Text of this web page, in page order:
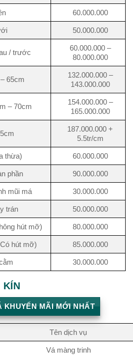
60.000.000
50.000.000
/ trước
60.000.000 –
80.000.000
65cm
132.000.000 –
143.000.000
– 70cm
154.000.000 –
165.000.000
187.000.000 +
5.5tr/cm
thừa) 60.000.000
phần 90.000.000
mũi má 30.000.000
trán 50.000.000
hút mỡ) 80.000.000
hút mỡ) 85.000.000
30.000.000
KÍN
KHUYẾN MÃI MỚI NHẤT
Tên dịch vụ
Vá màng trinh